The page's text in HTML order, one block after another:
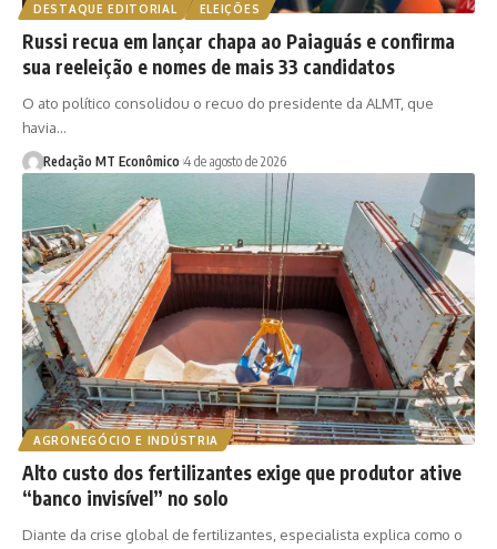
DESTAQUE EDITORIAL ELEIÇÕES
Russi recua em lançar chapa ao Paiaguás e confirma
sua reeleição e nomes de mais 33 candidatos
O ato político consolidou o recuo do presidente da ALMT, que
havia…
Redação MT Econômico 4 de agosto de 2026
AGRONEGÓCIO E INDÚSTRIA
Alto custo dos fertilizantes exige que produtor ative
“banco invisível” no solo
Diante da crise global de fertilizantes, especialista explica como o